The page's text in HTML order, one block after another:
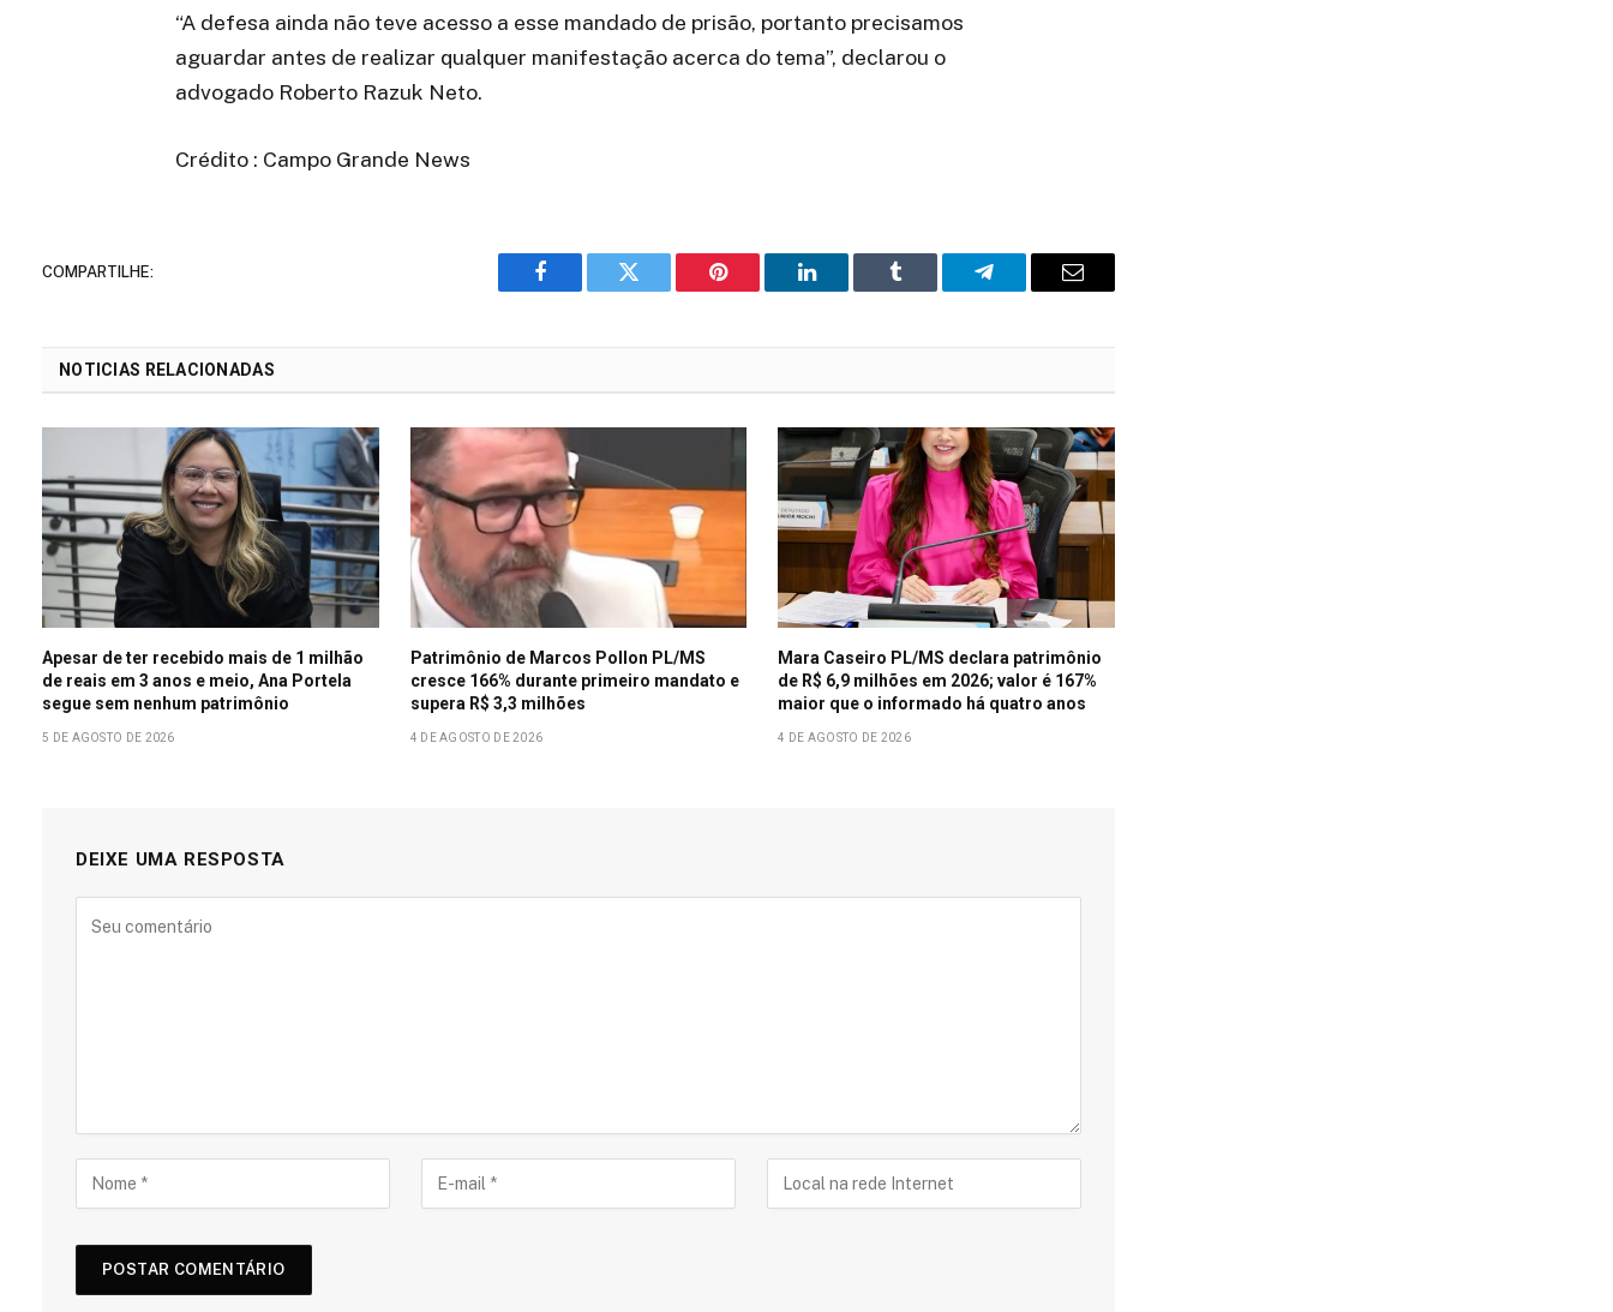
“A defesa ainda não teve acesso a esse mandado de prisão, portanto precisamos
aguardar antes de realizar qualquer manifestação acerca do tema”, declarou o
advogado Roberto Razuk Neto.
Crédito : Campo Grande News
COMPARTILHE:
o
Twitter Pinterest LinkedIn Tumblr TelegramaE-
NOTICIAS RELACIONADAS
Apesar de ter recebido mais de 1 milhão
de reais em 3 anos e meio, Ana Portela
segue sem nenhum patrimônio
5 DE AGOSTO DE 2026
Patrimônio de Marcos Pollon PL/MS
cresce 166% durante primeiro mandato e
supera R$ 3,3 milhões
4 DE AGOSTO DE 2026
Mara Caseiro PL/MS declara patrimônio
de R$ 6,9 milhões em 2026; valor é 167%
maior que o informado há quatro anos
4 DE AGOSTO DE 2026
DEIXE UMA RESPOSTA